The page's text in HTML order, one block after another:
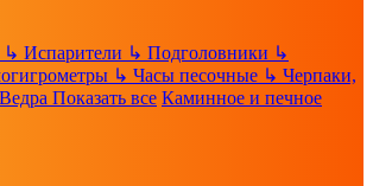
↳ Испарители ↳ Подголовники ↳
↳ Часы песочные ↳ Черпаки,
Показать все Каминное и печное